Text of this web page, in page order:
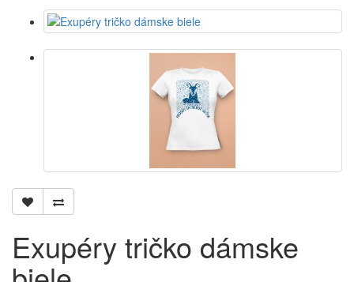
Exupéry tričko dámske